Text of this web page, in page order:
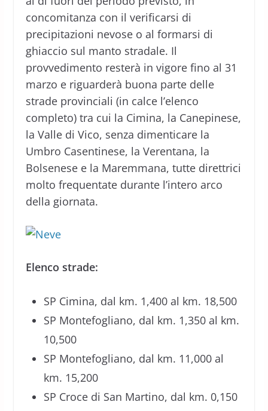
concomitanza con il verificarsi di
precipitazioni nevose o al formarsi di
ghiaccio sul manto stradale. Il
provvedimento resterà in vigore fino al 31
marzo e riguarderà buona parte delle
strade provinciali (in calce l’elenco
completo) tra cui la Cimina, la Canepinese,
la Valle di Vico, senza dimenticare la
Umbro Casentinese, la Verentana, la
Bolsenese e la Maremmana, tutte direttrici
molto frequentate durante l’intero arco
della giornata.
Elenco strade:
SP Cimina, dal km. 1,400 al km. 18,500
SP Montefogliano, dal km. 1,350 al km.
10,500
SP Montefogliano, dal km. 11,000 al
km. 15,200
SP Croce di San Martino, dal km. 0,150